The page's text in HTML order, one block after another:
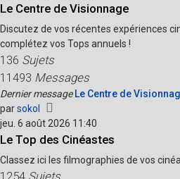
dernier
Le Centre de Visionnage
Discutez de vos récentes expériences
complétez vos Tops annuels !
136 Sujets
11493 Messages
Dernier message Le Centre de
parsokol
le
dernier
jeu. 6 août 2026 11:40
Le Top des Cinéastes
Classez ici les filmographies de vos
1254 Sujets